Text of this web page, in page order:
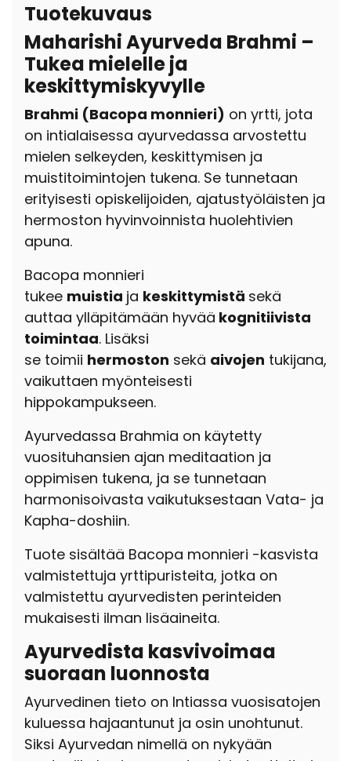
Tuotekuvaus
Maharishi Ayurveda Brahmi –
Tukea mielelle ja
keskittymiskyvylle
Brahmi (Bacopa monnieri) on yrtti, jota
on intialaisessa ayurvedassa arvostettu
mielen selkeyden, keskittymisen ja
muistitoimintojen tukena. Se tunnetaan
erityisesti opiskelijoiden, ajatustyöläisten ja
hermoston hyvinvoinnista huolehtivien
apuna.
Bacopa monnieri
tukee muistia ja keskittymistä sekä
auttaa ylläpitämään hyvää kognitiivista
toimintaa. Lisäksi
se toimii hermoston sekä aivojen tukijana,
vaikuttaen myönteisesti
hippokampukseen.
Ayurvedassa Brahmia on käytetty
vuosituhansien ajan meditaation ja
oppimisen tukena, ja se tunnetaan
harmonisoivasta vaikutuksestaan Vata- ja
Kapha-doshiin.
Tuote sisältää Bacopa monnieri -kasvista
valmistettuja yrttipuristeita, jotka on
valmistettu ayurvedisten perinteiden
mukaisesti ilman lisäaineita.
Ayurvedista kasvivoimaa
suoraan luonnosta
Ayurvedinen tieto on Intiassa vuosisatojen
kuluessa hajaantunut ja osin unohtunut.
Siksi Ayurvedan nimellä on nykyään